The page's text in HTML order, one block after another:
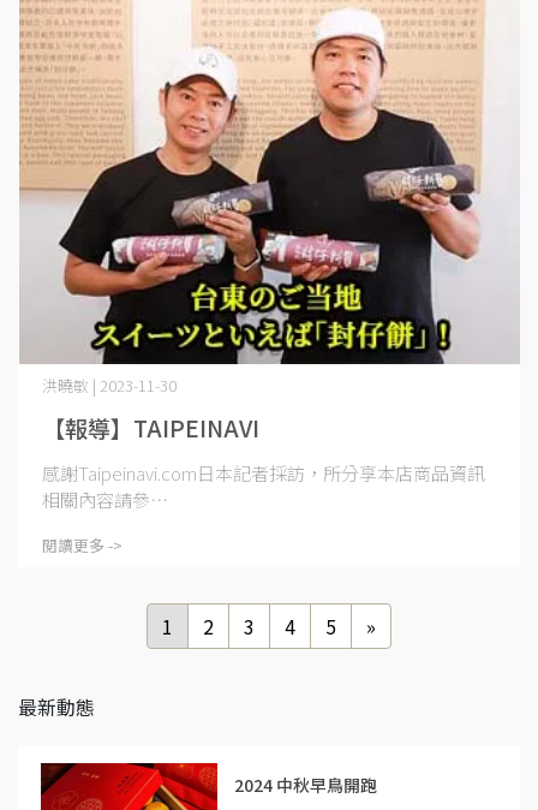
【報導】TAIPEINAVI
洪曉敏 | 2023-11-30
感謝Taipeinavi.com日本記者採訪，所分享本店商品資訊
相關內容請參⋯
閱讀更多 ->
1 2 3 4 5 »
最新動態
2024 中秋早鳥開跑